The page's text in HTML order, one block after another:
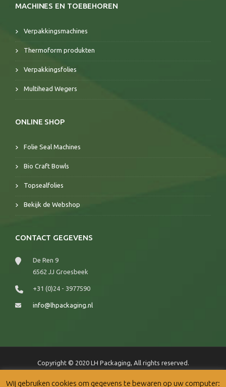
MACHINES EN TOEBEHOREN
Verpakkingsmachines
Thermoform produkten
Verpakkingsfolies
Multihead Wegers
ONLINE SHOP
Folie Seal Machines
Bio Craft Bowls
Topsealfolies
Bekijk de Webshop
CONTACT GEGEVENS
De Ren 9
6562 JJ Groesbeek
+31 (0)24 - 3977590
info@lhpackaging.nl
Copyright © 2020 LH Packaging, All rights reserved.
Wij gebruiken cookies om gegevens te bewaren op uw computer: